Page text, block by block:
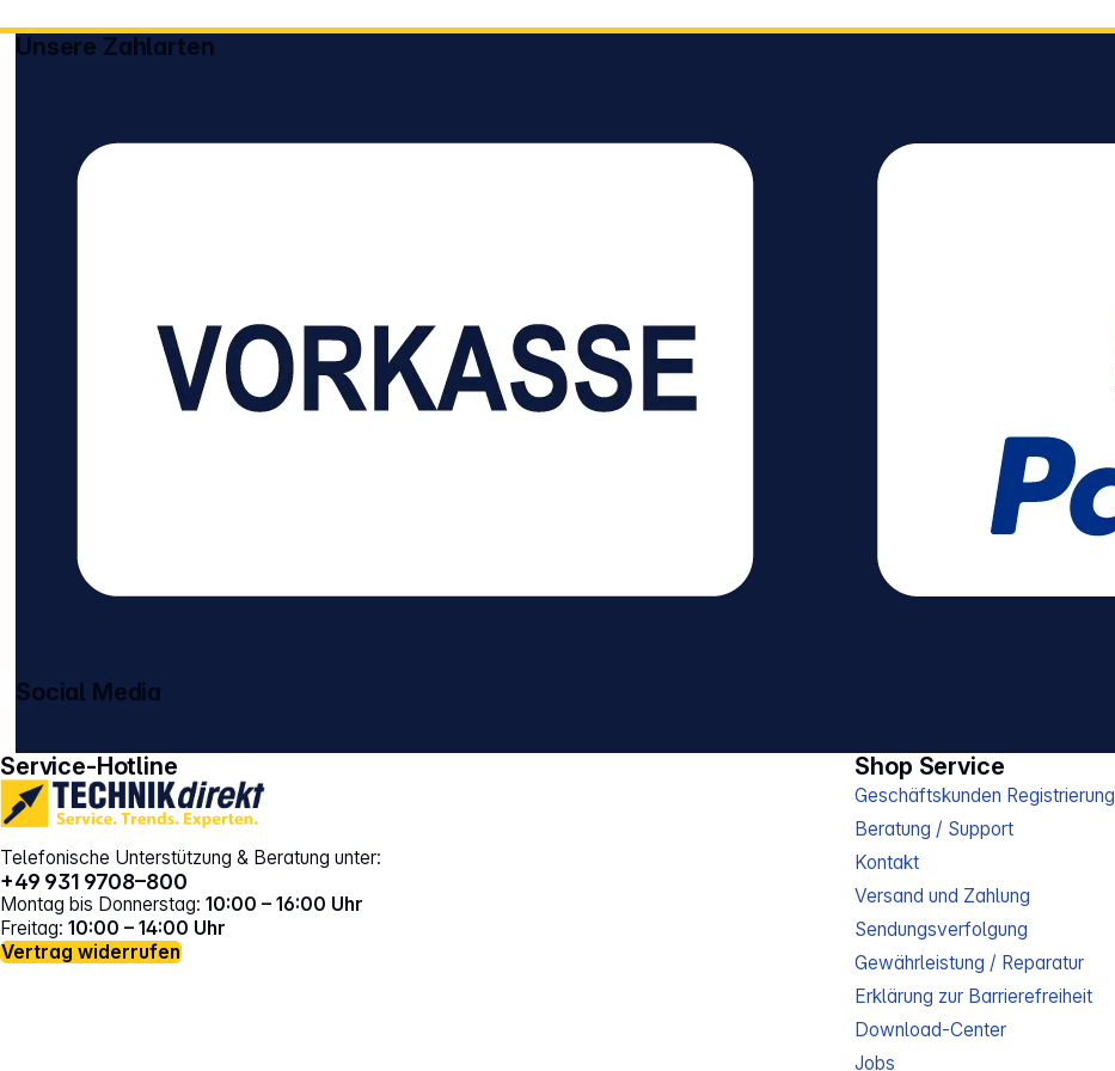
offenen Flammen
Service-Hotline
Telefonische Unterstützung & Beratung unter:
+49 931 9708–800
Montag bis Donnerstag: 10:00 – 16:00 Uhr
Freitag: 10:00 – 14:00 Uhr
Vertrag widerrufen
Shop Service
Geschäftskunden Registrierung
Beratung / Support
Kontakt
Versand und Zahlung
Sendungsverfolgung
Gewährleistung / Reparatur
Erklärung zur Barrierefreiheit
Download-Center
Jobs
Unsere Zahlarten
Social Media